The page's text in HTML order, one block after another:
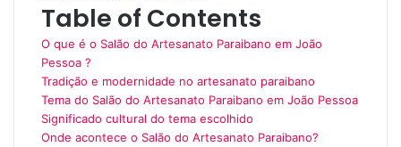
Table of Contents
O que é o Salão do Artesanato Paraibano em João
Pessoa ?
Tradição e modernidade no artesanato paraibano
Tema do Salão do Artesanato Paraibano em João Pessoa
Significado cultural do tema escolhido
Onde acontece o Salão do Artesanato Paraibano?